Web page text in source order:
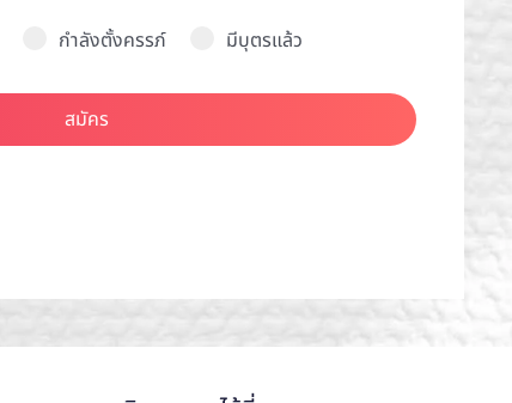
กำลังตั้งครรภ์ มีบุตรแล้ว
สมัคร